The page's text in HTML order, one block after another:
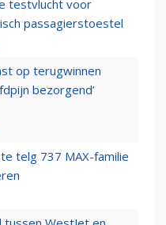
testvlucht voor
passagierstoestel
op terugwinnen
bezorgend’
telg 737 MAX-familie